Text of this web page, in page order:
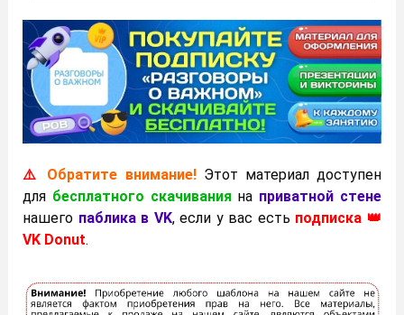
⚠️ Обратите внимание!Этот материал доступен
для бесплатного скачиванияна приватной стене
нашего паблика в VK, если у вас есть подписка 👑
VK Donut.